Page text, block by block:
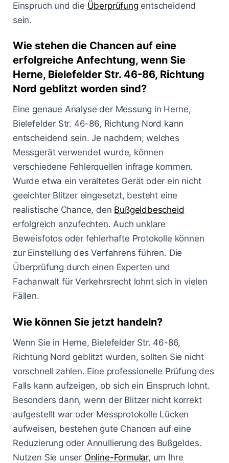
Einspruch und die Überprüfung entscheidend
sein.
Wie stehen die Chancen auf eine
erfolgreiche Anfechtung, wenn Sie
Herne, Bielefelder Str. 46-86, Richtung
Nord geblitzt worden sind?
Eine genaue Analyse der Messung in Herne,
Bielefelder Str. 46-86, Richtung Nord kann
entscheidend sein. Je nachdem, welches
Messgerät verwendet wurde, können
verschiedene Fehlerquellen infrage kommen.
Wurde etwa ein veraltetes Gerät oder ein nicht
geeichter Blitzer eingesetzt, besteht eine
realistische Chance, den Bußgeldbescheid
erfolgreich anzufechten. Auch unklare
Beweisfotos oder fehlerhafte Protokolle können
zur Einstellung des Verfahrens führen. Die
Überprüfung durch einen Experten und
Fachanwalt für Verkehrsrecht lohnt sich in vielen
Fällen.
Wie können Sie jetzt handeln?
Wenn Sie in Herne, Bielefelder Str. 46-86,
Richtung Nord geblitzt wurden, sollten Sie nicht
vorschnell zahlen. Eine professionelle Prüfung des
Falls kann aufzeigen, ob sich ein Einspruch lohnt.
Besonders dann, wenn der Blitzer nicht korrekt
aufgestellt war oder Messprotokolle Lücken
aufweisen, bestehen gute Chancen auf eine
Reduzierung oder Annullierung des Bußgeldes.
Nutzen Sie unser Online-Formular, um Ihre